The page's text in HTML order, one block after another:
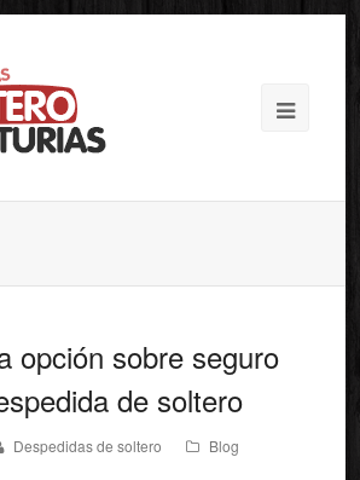
opción sobre seguro
de soltero
Despedidas de soltero Blog